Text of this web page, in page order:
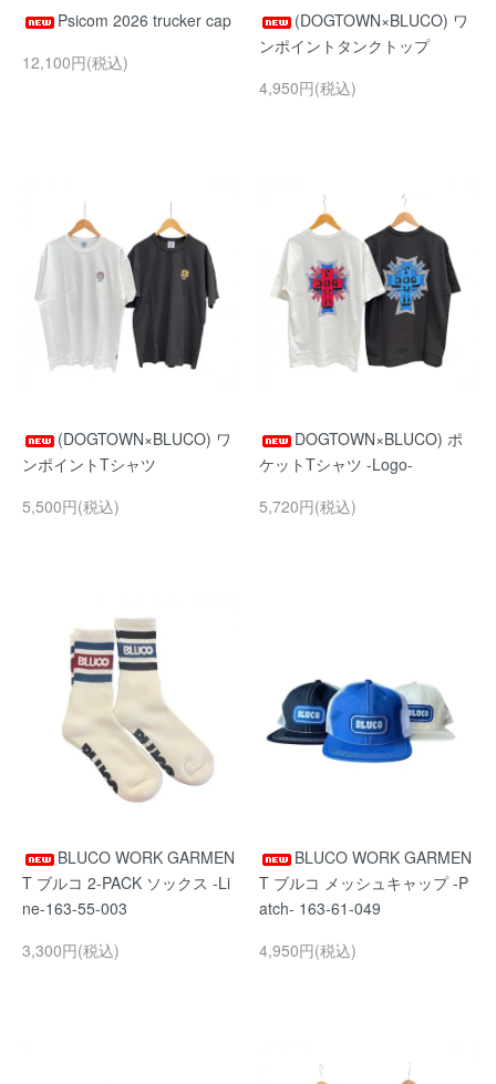
Psicom 2026 trucker cap
12,100円(税込)
(DOGTOWN×BLUCO) ワ
ンポイントタンクトップ
4,950円(税込)
(DOGTOWN×BLUCO) ワ
ンポイントTシャツ
5,500円(税込)
DOGTOWN×BLUCO) ポ
ケットTシャツ -Logo-
5,720円(税込)
BLUCO WORK GARMEN
T ブルコ 2-PACK ソックス -Li
ne-163-55-003
3,300円(税込)
BLUCO WORK GARMEN
T ブルコ メッシュキャップ -P
atch- 163-61-049
4,950円(税込)